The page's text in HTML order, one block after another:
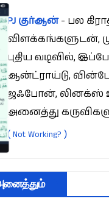
PJ குர்ஆன்- பல
விளக்கங்களுடன்,
புதிய வடிவில்,
ஆன்ட்ராய்டு,
ஜஃபோன், லினக்ஸ்
அனைத்து
(Not Working? )